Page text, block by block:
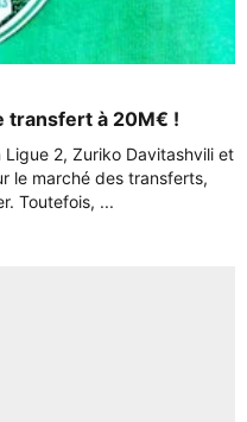
transfert à 20M€ !
Ligue 2, Zuriko Davitashvili et
le marché des transferts,
Toutefois, ...